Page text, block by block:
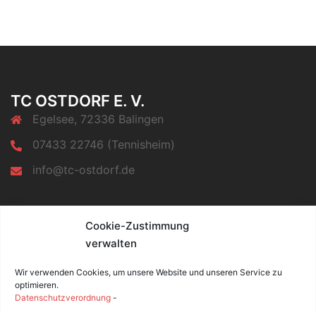
Cookie-Zustimmung
verwalten
Wir verwenden Cookies, um unsere Website und unseren Service zu
optimieren.
Datenschutzverordnung -
TC OSTDORF E. V.
Egelsee, 72336 Balingen
07433 22746 (Tennisheim)
info@tc-ostdorf.de
INFORMATIONEN
Datenschutz
Cookie-Richtlinie (EU)